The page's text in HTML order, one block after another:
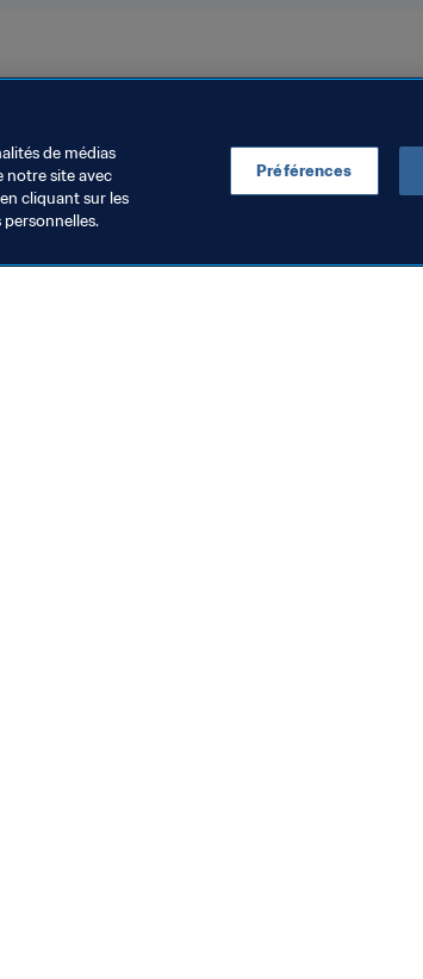
de médias
notre site avec
cliquant sur les
Préférences